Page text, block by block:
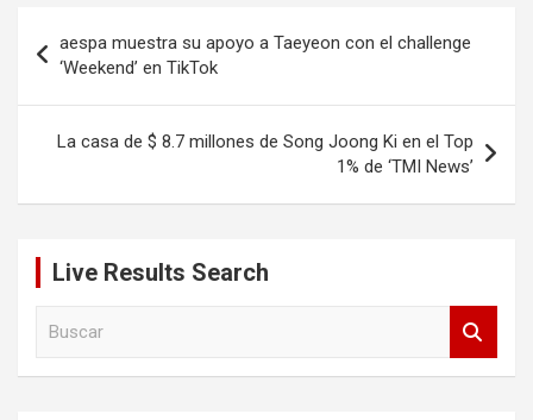
de
entradas
aespa muestra su apoyo a Taeyeon con el challenge
‘Weekend’ en TikTok
La casa de $ 8.7 millones de Song Joong Ki en el Top
1% de ‘TMI News’
Live Results Search